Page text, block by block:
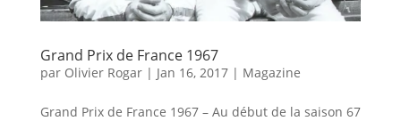
Grand Prix de France 1967
par Olivier Rogar| Jan 16, 2017| Magazine
Grand Prix de France 1967 – Au début de la saison 67